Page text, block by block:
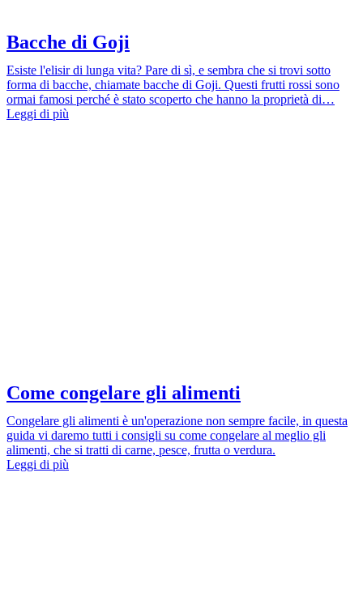
Bacche di Goji
Esiste l'elisir di lunga vita? Pare di sì, e sembra che si trovi sotto
forma di bacche, chiamate bacche di Goji. Questi frutti rossi sono
ormai famosi perché è stato scoperto che hanno la proprietà di…
Leggi di più
Come congelare gli alimenti
Congelare gli alimenti è un'operazione non sempre facile, in questa
guida vi daremo tutti i consigli su come congelare al meglio gli
alimenti, che si tratti di carne, pesce, frutta o verdura.
Leggi di più